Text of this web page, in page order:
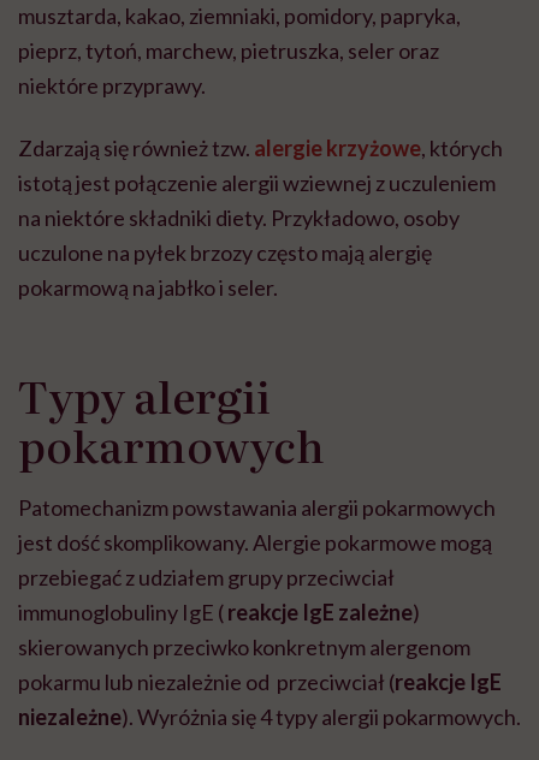
musztarda, kakao, ziemniaki, pomidory, papryka,
pieprz, tytoń, marchew, pietruszka, seler oraz
niektóre przyprawy.
Zdarzają się również tzw. alergie krzyżowe, których
istotą jest połączenie alergii wziewnej z uczuleniem
na niektóre składniki diety. Przykładowo, osoby
uczulone na pyłek brzozy często mają alergię
pokarmową na jabłko i seler.
Typy alergii
pokarmowych
Patomechanizm powstawania alergii pokarmowych
jest dość skomplikowany. Alergie pokarmowe mogą
przebiegaćz udziałem grupy przeciwciał
immunoglobuliny IgE (reakcje IgE zależne)
skierowanych przeciwko konkretnym alergenom
pokarmu lub niezależnie od przeciwciał (reakcje IgE
niezależne). Wyróżnia się 4 typy alergii pokarmowych.